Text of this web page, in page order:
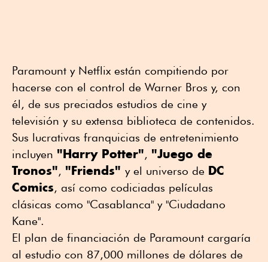
Paramount y Netflix están compitiendo por
hacerse con el control de Warner Bros y, con
él, de sus preciados estudios de cine y
televisión y su extensa biblioteca de contenidos.
Sus lucrativas franquicias de entretenimiento
incluyen "Harry Potter", "Juego ⁠de
Tronos", "Friends" y el universo de DC
Comics, así como codiciadas películas
clásicas como "Casablanca" y "Ciudadano
Kane".
El plan de financiación de Paramount cargaría
al estudio con 87,000 millones de dólares de